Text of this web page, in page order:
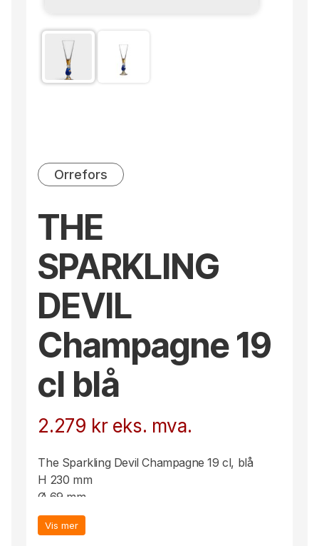
Orrefors
THE
SPARKLING
DEVIL
Champagne 19
cl blå
2.279 kr eks. mva.
The Sparkling Devil Champagne 19 cl, blå
H 230 mm
Ø 69 mm
Designgiganten og glassdesigneren Gunnar
Cyrén produserte snaps-djevlene i forbindelse
Vis mer